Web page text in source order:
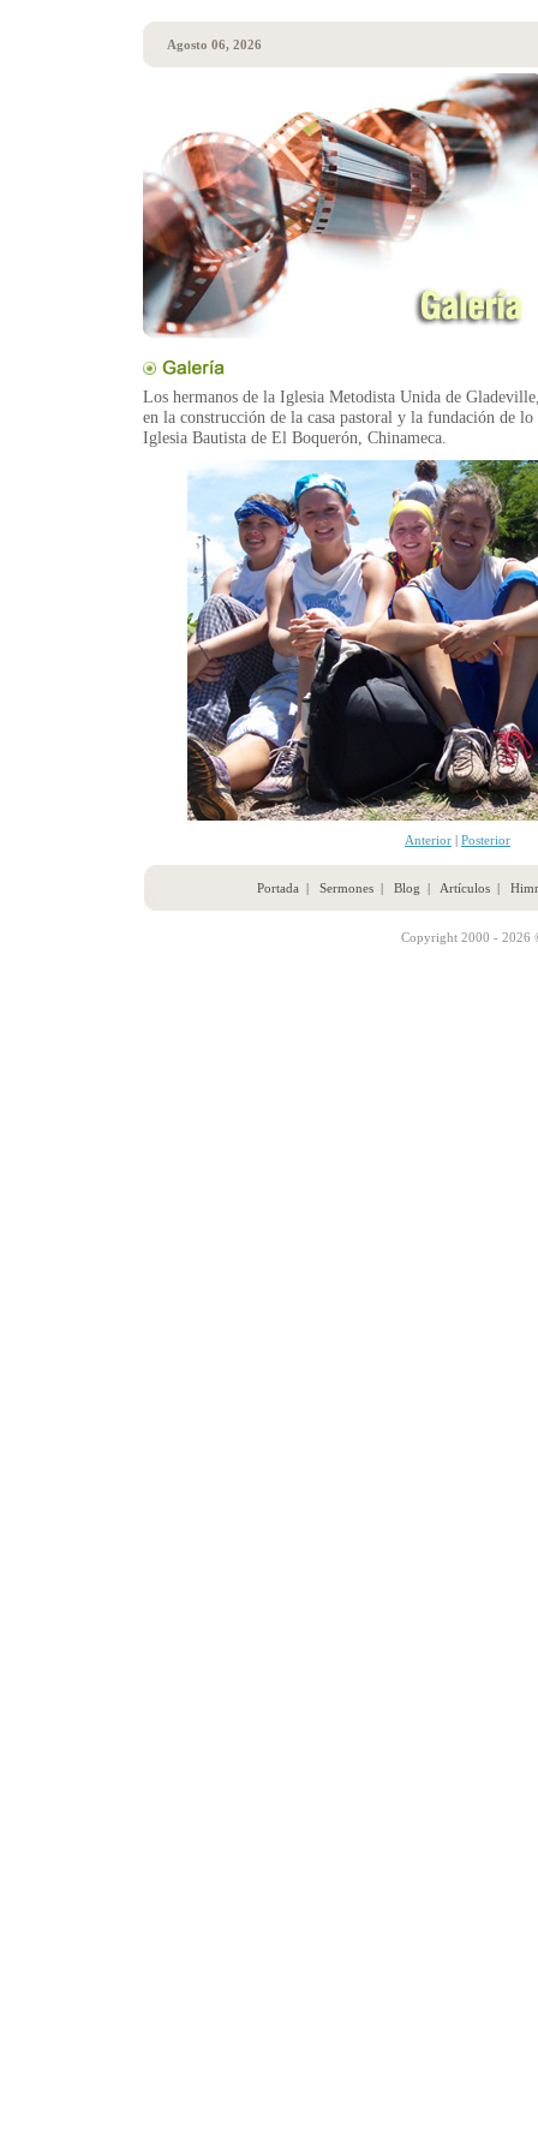
Agosto 06, 2026
Los hermanos de la Iglesia Metodista Unida de
en la construcción de la casa pastoral y la fundación de
Iglesia Bautista de El Boquerón, Chinameca.
Anterior | Posterior
Portada | Sermones| Blog | Artículos|
Copyright 2000 - 2026